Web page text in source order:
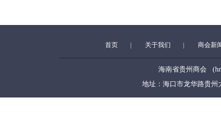
首页 关于我们 商会新
海南省贵州商会
地址：海口市龙华路贵州